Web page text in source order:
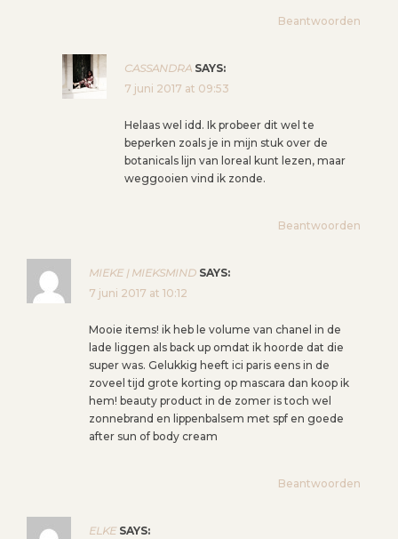
Beantwoorden
CASSANDRA SAYS:
7 juni 2017 at 09:53
Helaas wel idd. Ik probeer dit wel te
beperken zoals je in mijn stuk over de
botanicals lijn van loreal kunt lezen, maar
weggooien vind ik zonde.
Beantwoorden
MIEKE | MIEKSMIND SAYS:
7 juni 2017 at 10:12
Mooie items! ik heb le volume van chanel in de
lade liggen als back up omdat ik hoorde dat die
super was. Gelukkig heeft ici paris eens in de
zoveel tijd grote korting op mascara dan koop ik
hem! beauty product in de zomer is toch wel
zonnebrand en lippenbalsem met spf en goede
after sun of body cream
Beantwoorden
ELKE SAYS: